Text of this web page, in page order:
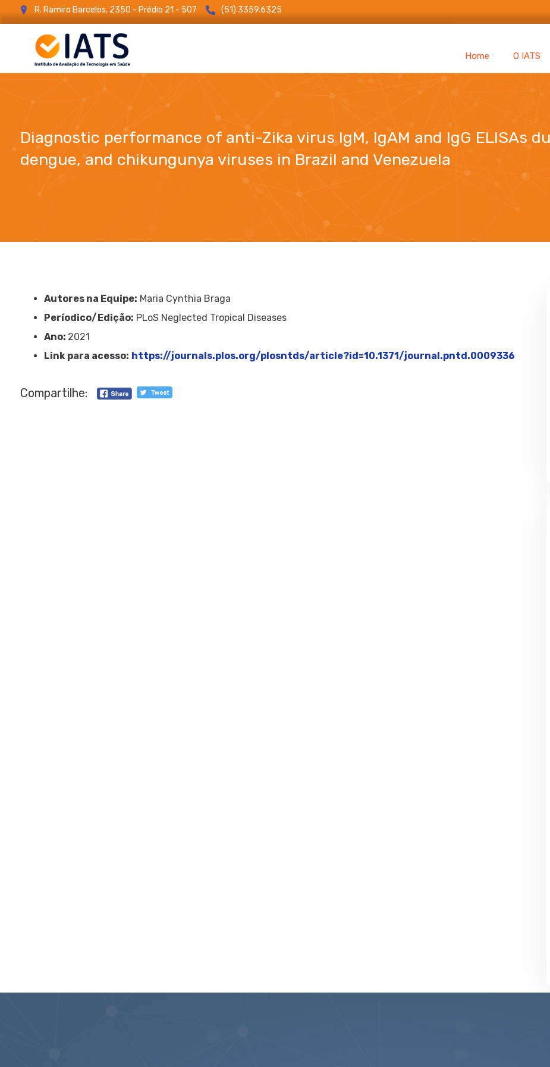
R. Ramiro Barcelos, 2350 - Prédio 21 - 507 (51) 3359.6325
Home O IATS
Diagnostic performance of anti-Zika virus IgM, IgAM and IgG ELISAs
dengue, and chikungunya viruses in Brazil and Venezuela
Diagnostic performance of anti-Zika virus IgM, IgAM and IgG ELISAs during co-circulation of Zika, dengue, and
Autores na Equipe: Maria Cynthia Braga
Períodico/Edição: PLoS Neglected Tropical Diseases
Ano: 2021
Link para acesso: https://journals.plos.org/plosntds/article?id=10.1371/journal.pntd.0009336
Compartilhe: